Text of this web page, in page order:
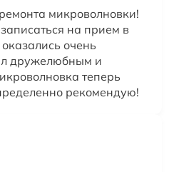
микроволновки!
на прием в
очень
дружелюбным и
теперь
рекомендую!